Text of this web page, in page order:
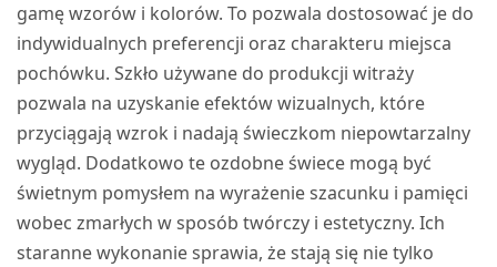
gamę wzorów i kolorów. To pozwala dostosować je do
indywidualnych preferencji oraz charakteru miejsca
pochówku. Szkło używane do produkcji witraży
pozwala na uzyskanie efektów wizualnych, które
przyciągają wzrok i nadają świeczkom niepowtarzalny
wygląd. Dodatkowo te ozdobne świece mogą być
świetnym pomysłem na wyrażenie szacunku i pamięci
wobec zmarłych w sposób twórczy i estetyczny. Ich
staranne wykonanie sprawia, że stają się nie tylko